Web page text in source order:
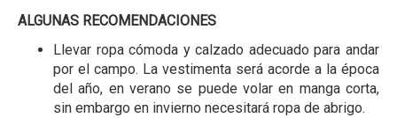
ALGUNAS RECOMENDACIONES
Llevar ropa cómoda y calzado adecuado para andar
por el campo. La vestimenta será acorde a la época
del año, en verano se puede volar en manga corta,
sin embargo en invierno necesitará ropa de abrigo.